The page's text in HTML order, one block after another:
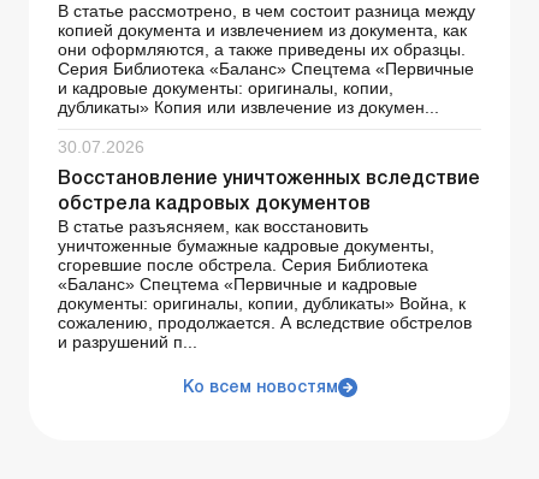
В статье рассмотрено, в чем состоит разница между
копией документа и извлечением из документа, как
они оформляются, а также приведены их образцы.
Серия Библиотека «Баланс» Спецтема «Первичные
и кадровые документы: оригиналы, копии,
дубликаты» Копия или извлечение из докумен...
30.07.2026
Восстановление уничтоженных вследствие
обстрела кадровых документов
В статье разъясняем, как восстановить
уничтоженные бумажные кадровые документы,
сгоревшие после обстрела. Серия Библиотека
«Баланс» Спецтема «Первичные и кадровые
документы: оригиналы, копии, дубликаты» Война, к
сожалению, продолжается. А вследствие обстрелов
и разрушений п...
Ко всем новостям